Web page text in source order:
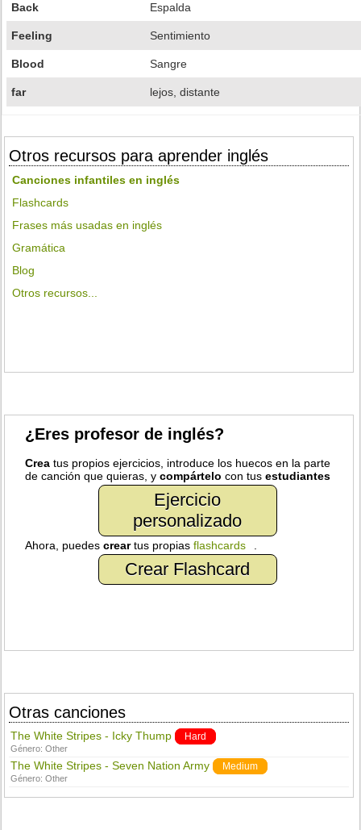
Back Espalda
Feeling Sentimiento
Blood Sangre
far lejos, distante
Otros recursos para aprender inglés
Canciones infantiles en inglés
Flashcards
Frases más usadas en inglés
Gramática
Blog
Otros recursos...
¿Eres profesor de inglés?
Crea tus propios ejercicios, introduce los huecos en la parte
de canción que quieras, ycompártelo con tusestudiantes
Ejercicio
personalizado
Ahora, puedescreartus propiasflashcards
Crear Flashcard
Otras canciones
The White Stripes - Icky Thump Hard
Género:Other
The White Stripes - Seven Nation Army Medium
Género:Other